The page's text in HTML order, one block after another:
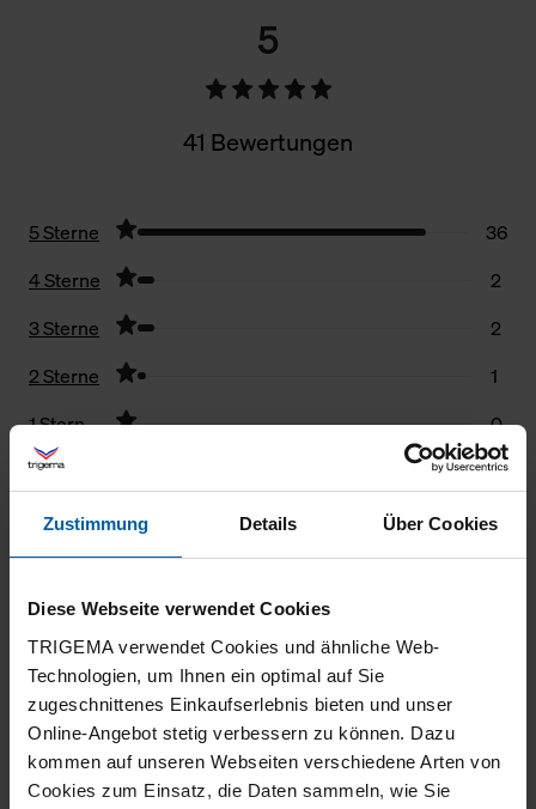
Zustimmung Details Über Cookies
Diese Webseite verwendet Cookies
TRIGEMA verwendet Cookies und ähnliche Web-
Technologien, um Ihnen ein optimal auf Sie
zugeschnittenes Einkaufserlebnis bieten und unser
Online-Angebot stetig verbessern zu können. Dazu
kommen auf unseren Webseiten verschiedene Arten von
Cookies zum Einsatz, die Daten sammeln, wie Sie
5
41 Bewertungen
5 Sterne
36
4 Sterne
2
3 Sterne
2
2 Sterne
1
1 Stern
0
Filter zurücksetzen
keine reine Baumwolle, auch wenn es im Text
steht.